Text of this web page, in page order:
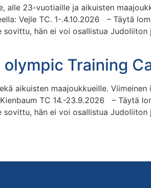
23-vuotiaille ja aikuisten
Vejle TC. 1-.4.10.2026 – Täytä
hän ei voi osallistua
Training
aikuisten maajoukkueille.
TC 14.-23.9.2026 – Täytä
hän ei voi osallistua